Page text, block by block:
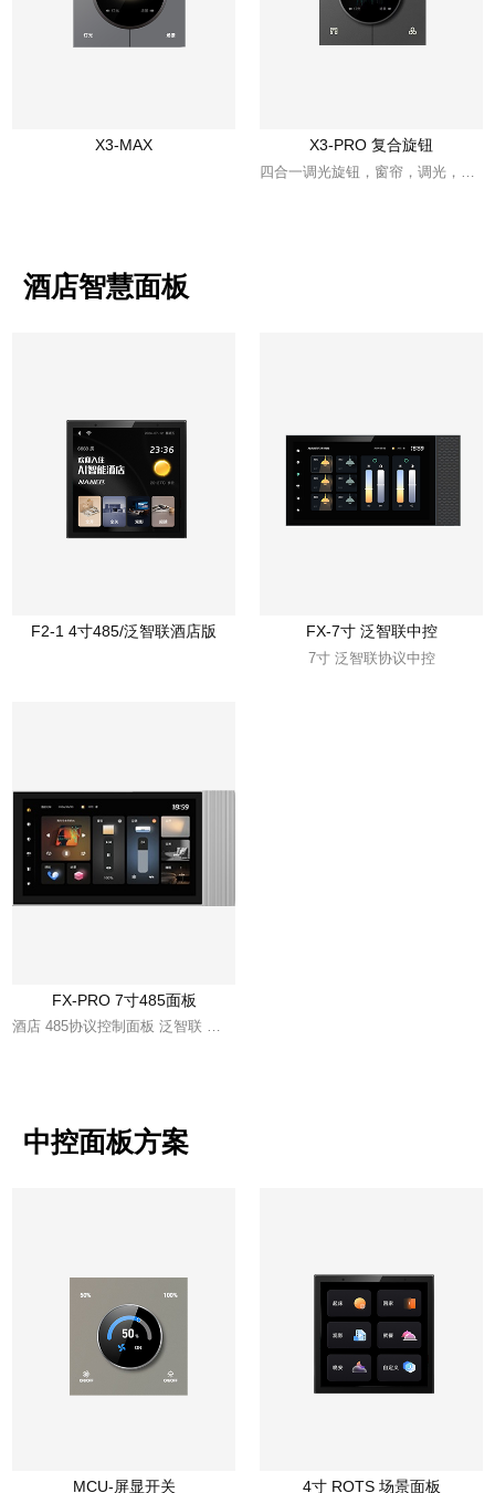
X3-MAX X3-PRO 复合旋钮
酒店智慧面板
F2-1 4寸485/泛智联酒店版 FX-7寸 泛智联中控
7寸 泛智联协议中控
FX-PRO 7寸485面板
酒店 485协议控制面板 泛智联 协议
中控面板方案
MCU-屏显开关 4寸 ROTS 场景面板